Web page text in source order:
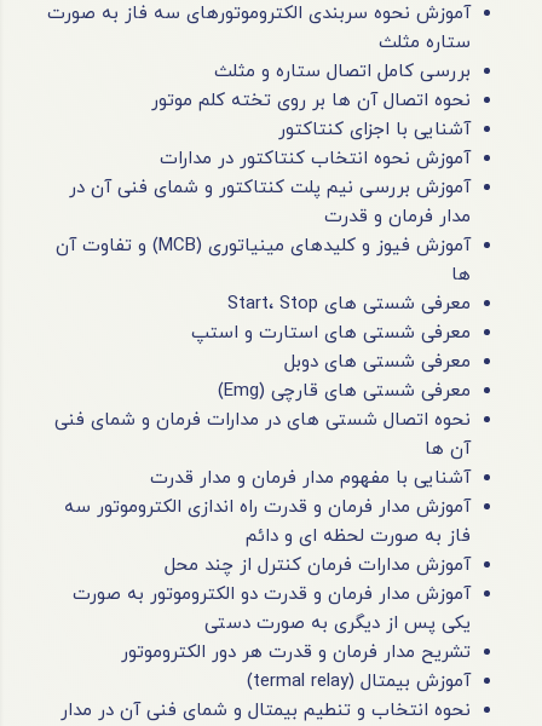
آموزش نحوه سربندی الکتروموتورهای سه فاز به صورت
ستاره مثلث
بررسی کامل اتصال ستاره و مثلث
نحوه اتصال آن ها بر روی تخته کلم موتور
آشنایی با اجزای کنتاکتور
آموزش نحوه انتخاب کنتاکتور در مدارات
آموزش بررسی نیم پلت کنتاکتور و شمای فنی آن در
مدار فرمان و قدرت
آموزش فیوز و کلیدهای مینیاتوری (MCB) و تفاوت آن
ها
معرفی شستی های Start، Stop
معرفی شستی های استارت و استپ
معرفی شستی های دوبل
معرفی شستی های قارچی (Emg)
نحوه اتصال شستی های در مدارات فرمان و شمای فنی
آن ها
آشنایی با مفهوم مدار فرمان و مدار قدرت
آموزش مدار فرمان و قدرت راه اندازی الکتروموتور سه
فاز به صورت لحظه ای و دائم
آموزش مدارات فرمان کنترل از چند محل
آموزش مدار فرمان و قدرت دو الکتروموتور به صورت
یکی پس از دیگری به صورت دستی
تشریح مدار فرمان و قدرت هر دور الکتروموتور
آموزش بیمتال (termal relay)
نحوه انتخاب و تنطیم بیمتال و شمای فنی آن در مدار